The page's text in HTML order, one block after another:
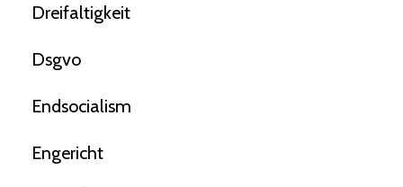
Dreifaltigkeit
Dsgvo
Endsocialism
Engericht